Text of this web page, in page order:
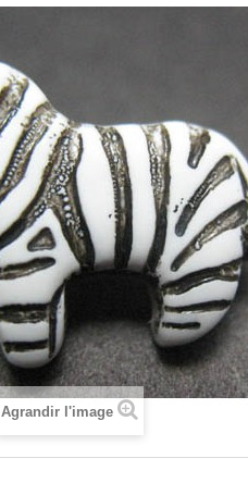
Agrandir l'image